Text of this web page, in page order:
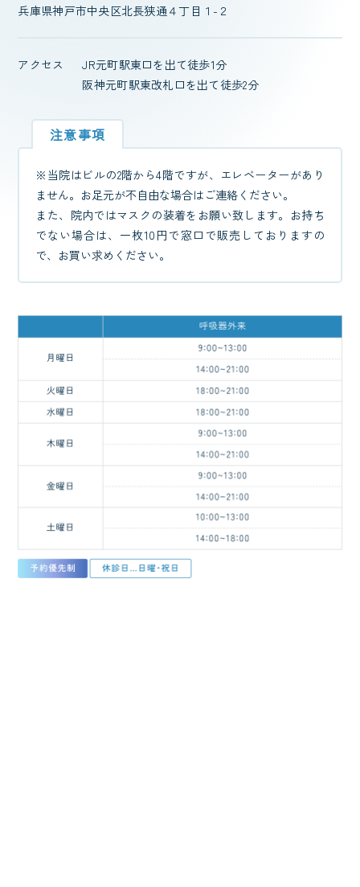
兵庫県神戸市中央区北長狭通４丁目１-２
アクセス
JR元町駅東口を出て徒歩1分
阪神元町駅東改札口を出て徒歩2分
注意事項
※当院はビルの2階から4階ですが、エレベーターがあり
ません。お足元が不自由な場合はご連絡ください。
また、院内ではマスクの装着をお願い致します。お持ち
でない場合は、一枚10円で窓口で販売しておりますの
で、お買い求めください。